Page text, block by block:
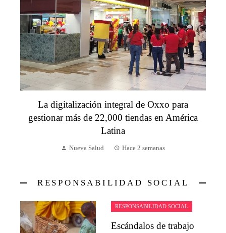
La digitalización integral de Oxxo para
gestionar más de 22,000 tiendas en América
Latina
Nueva Salud Hace 2 semanas
RESPONSABILIDAD SOCIAL
RESPONSABILIDAD SOCIAL
Escándalos de trabajo